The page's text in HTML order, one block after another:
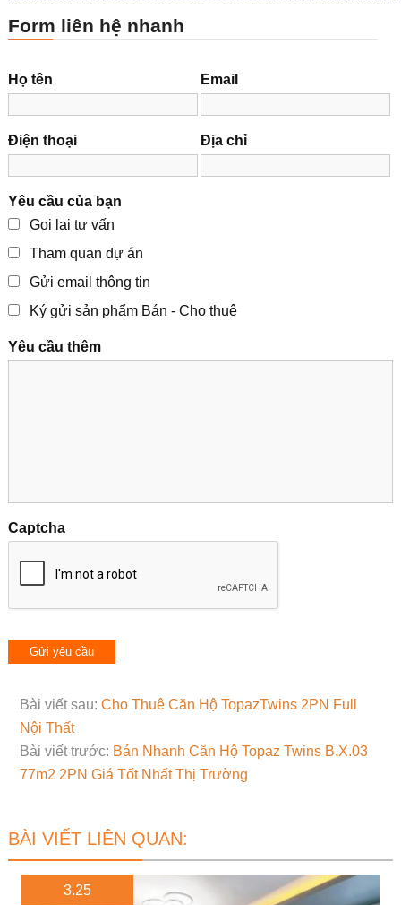
Form liên hệ nhanh
Họ tên Email
Điện thoại Địa chỉ
Yêu cầu của bạn
Gọi lại tư vấn
Tham quan dự án
Gửi email thông tin
Ký gửi sản phẩm Bán - Cho thuê
Yêu cầu thêm
Captcha
Bài viết sau: Cho Thuê Căn Hộ TopazTwins 2PN Full
Nội Thất
Bài viết trước: Bán Nhanh Căn Hộ Topaz Twins B.X.03
77m2 2PN Giá Tốt Nhất Thị Trường
BÀI VIẾT LIÊN QUAN:
3.25